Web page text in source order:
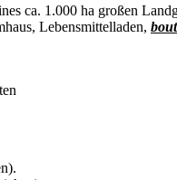
ca. 1.000 ha großen
Lebensmittelladen,